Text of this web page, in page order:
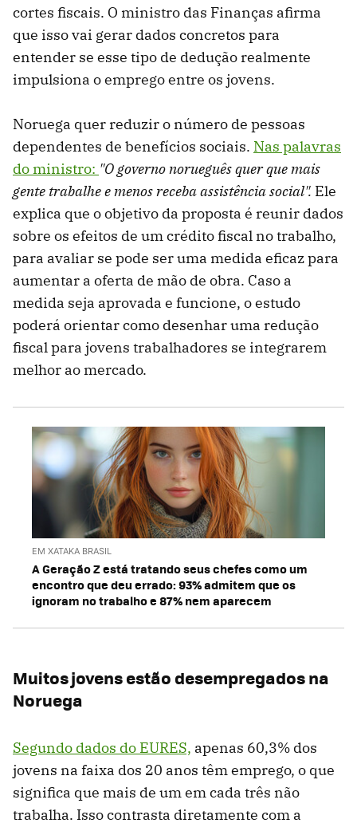
cortes fiscais. O ministro das Finanças afirma
que isso vai gerar dados concretos para
entender se esse tipo de dedução realmente
impulsiona o emprego entre os jovens.
Noruega quer reduzir o número de pessoas
dependentes de benefícios sociais. Nas palavras
do ministro: "O governo norueguês quer que mais
gente trabalhe e menos receba assistência social". Ele
explica que o objetivo da proposta é reunir dados
sobre os efeitos de um crédito fiscal no trabalho,
para avaliar se pode ser uma medida eficaz para
aumentar a oferta de mão de obra. Caso a
medida seja aprovada e funcione, o estudo
poderá orientar como desenhar uma redução
fiscal para jovens trabalhadores se integrarem
melhor ao mercado.
EM XATAKA BRASIL
A Geração Z está tratando seus chefes como um
encontro que deu errado: 93% admitem que os
ignoram no trabalho e 87% nem aparecem
Muitos jovens estão desempregados na
Noruega
Segundo dados do EURES, apenas 60,3% dos
jovens na faixa dos 20 anos têm emprego, o que
significa que mais de um em cada três não
trabalha. Isso contrasta diretamente com a